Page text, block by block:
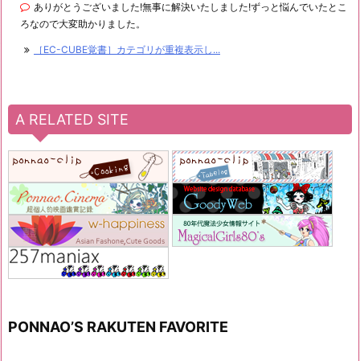
ありがとうございました!無事に解決いたしました!ずっと悩んでいたとこ
ろなので大変助かりました。
［EC-CUBE覚書］カテゴリが重複表示し...
A RELATED SITE
PONNAO’S RAKUTEN FAVORITE